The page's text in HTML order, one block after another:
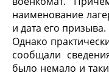
наименование
и дата его призыва.
Однако
сообщали
было немало и